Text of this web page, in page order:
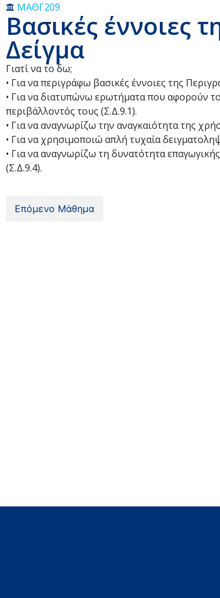
ΜΑΘΓ209
Βασικές έννοιες
Δείγμα
Γιατί να το δω;
• Για να περιγράφω βασικές έννοιες της
• Για να διατυπώνω ερωτήματα που αφορούν
περιβάλλοντός τους (Σ.Δ.9.1).
• Για να αναγνωρίζω την αναγκαιότητα της
• Για να χρησιμοποιώ απλή τυχαία
• Για να αναγνωρίζω τη δυνατότητα
(Σ.Δ.9.4).
Επόμενο Μάθημα